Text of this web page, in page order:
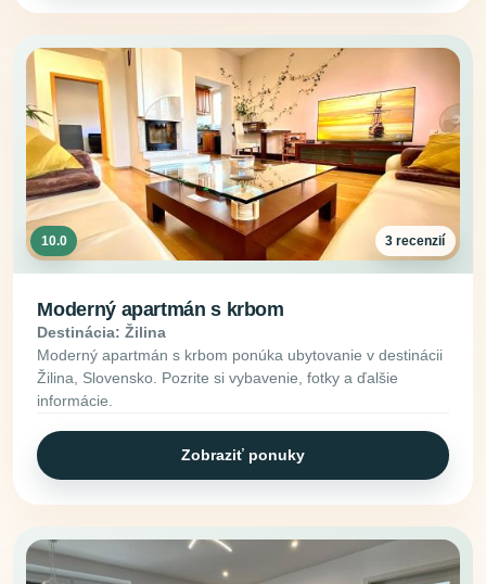
10.0 3 recenzií
Moderný apartmán s krbom
Destinácia: Žilina
Moderný apartmán s krbom ponúka ubytovanie v destinácii
Žilina, Slovensko. Pozrite si vybavenie, fotky a ďalšie
informácie.
Zobraziť ponuky